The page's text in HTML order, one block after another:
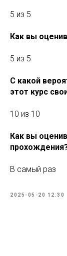
5 из 5
Как вы
5 из 5
С какой
этот курс
10 из 10
Как вы
В самый раз
2025-05-20 12:30